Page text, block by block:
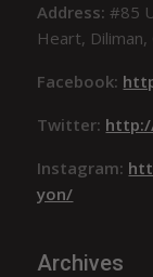
Address:#85
Heart, Diliman,
Facebook:
Twitter:
Instagram:
yon/
Archives